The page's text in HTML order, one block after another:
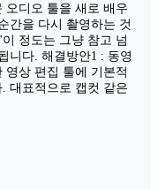
오디오 툴을 새로 배우
간을 다시 촬영하는 것
정도는 그냥 참고 넘
니다. 해결방안1 : 동영
영상 편집 툴에 기본적
대표적으로 캡컷 같은